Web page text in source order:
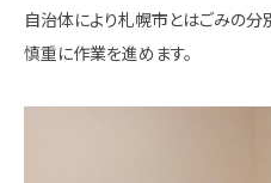
自治体により札幌市とはごみの分
慎重に作業を進めます。